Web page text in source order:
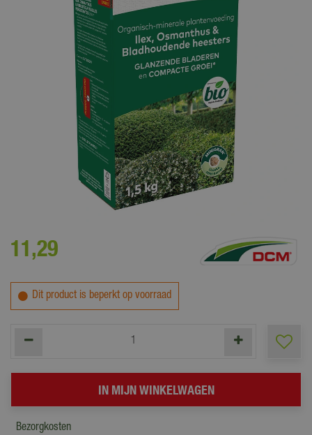
Voor het bemesten van ilex, osmanthus en andere bladhoudende
11,29
Dit product is beperkt op voorraad
Bezorgkosten